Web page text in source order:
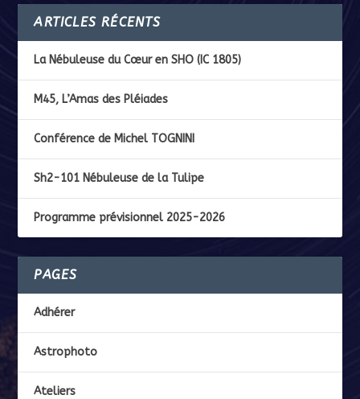
ARTICLES RÉCENTS
La Nébuleuse du Cœur en SHO (IC 1805)
M45, L’Amas des Pléiades
Conférence de Michel TOGNINI
Sh2-101 Nébuleuse de la Tulipe
Programme prévisionnel 2025-2026
PAGES
Adhérer
Astrophoto
Ateliers